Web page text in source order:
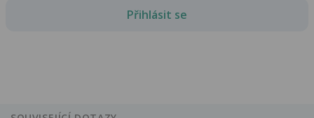
Přihlásit se